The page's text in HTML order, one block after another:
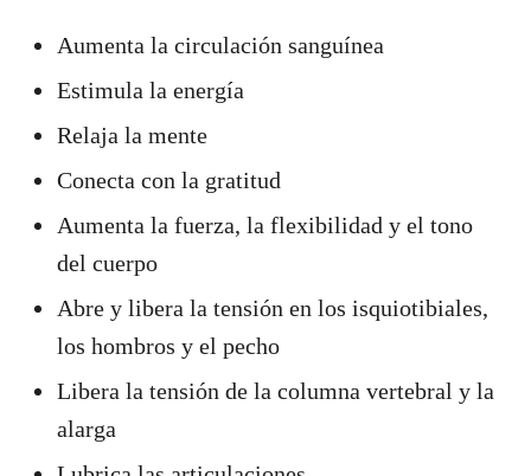
Aumenta la circulación sanguínea
Estimula la energía
Relaja la mente
Conecta con la gratitud
Aumenta la fuerza, la flexibilidad y el tono
del cuerpo
Abre y libera la tensión en los isquiotibiales,
los hombros y el pecho
Libera la tensión de la columna vertebral y la
alarga